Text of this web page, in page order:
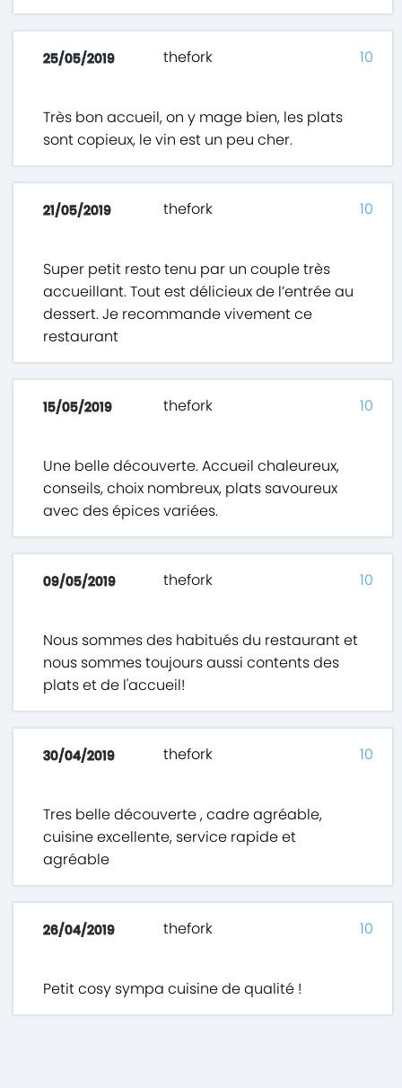
25/05/2019 thefork
Très bon accueil, on y mage bien, les plats
sont copieux, le vin est un peu cher.
10
21/05/2019 thefork
Super petit resto tenu par un couple très
accueillant. Tout est délicieux de l’entrée au
dessert. Je recommande vivement ce
restaurant
10
15/05/2019 thefork
Une belle découverte. Accueil chaleureux,
conseils, choix nombreux, plats savoureux
avec des épices variées.
10
09/05/2019 thefork
Nous sommes des habitués du restaurant et
nous sommes toujours aussi contents des
plats et de l'accueil!
10
30/04/2019 thefork
Tres belle découverte , cadre agréable,
cuisine excellente, service rapide et
agréable
10
26/04/2019 thefork
Petit cosy sympa cuisine de qualité !
10